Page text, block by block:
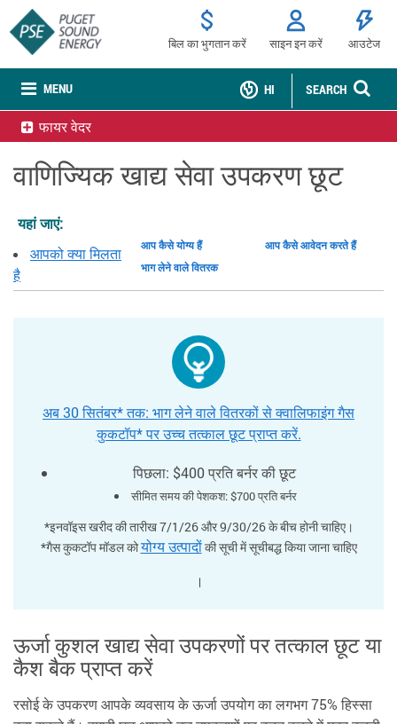
MENU
बिल का भुगतान करें साइन इन करें आउटेज
SEARCH
HI
फायर वेदर
वाणिज्यिक खाद्य सेवा उपकरण छूट
यहां जाएं:
आपको क्या मिलता
है
आप कैसे योग्य हैं
आप कैसे आवेदन करते हैं
भाग लेने वाले वितरक
अब 30 सितंबर* तक: भाग लेने वाले वितरकों से क्वालिफाइंग गैस
कुकटॉप* पर उच्च तत्काल छूट प्राप्त करें.
पिछला: $400 प्रति बर्नर की छूट
सीमित समय की पेशकश: $700 प्रति बर्नर
*इनवॉइस खरीद की तारीख 7/1/26 और 9/30/26 के बीच होनी चाहिए।
*गैस कुकटॉप मॉडल कोयोग्य उत्पादोंकी सूची में सूचीबद्ध किया जाना चाहिए
।
ऊर्जा कुशल खाद्य सेवा उपकरणों पर तत्काल छूट या
कैश बैक प्राप्त करें
रसोई के उपकरण आपके व्यवसाय के ऊर्जा उपयोग का लगभग 75% हिस्सा